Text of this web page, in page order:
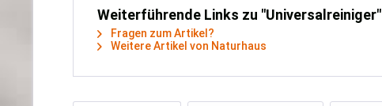
Weiterführende Links zu "Universalreiniger"
Fragen zum Artikel?
Weitere Artikel von Naturhaus